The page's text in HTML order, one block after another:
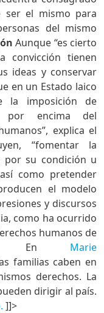
ser el mismo para
del mismo
Aunque “es cierto
convicción tienen
ideas y conservar
en un Estado laico
la imposición de
por encima del
explica el
“fomentar la
por su condición u
como pretender
el modelo
y discursos
como ha ocurrido
humanos de
En Marie
familias caben en
derechos. La
dirigir al país.
]]>